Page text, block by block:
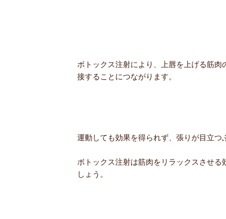
ボトックス注射により、上唇を上げる筋
接することにつながります。
運動しても効果を得られず、張りが目立つ
ボトックス注射は筋肉をリラックスさせ
しょう。